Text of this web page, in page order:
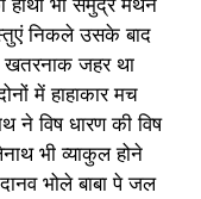
हाथी भी समुद्र मंथन
निकले उसके बाद
खतरनाक जहर था
में हाहाकार मच
ने विष धारण की विष
भी व्याकुल होने
भोले बाबा पे जल